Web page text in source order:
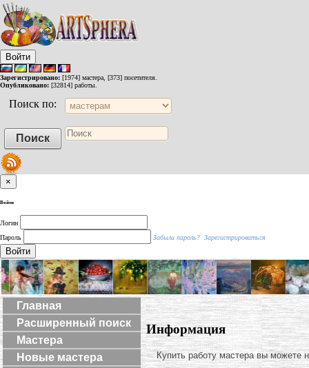
Войти
Зарегистрировано: [1974] мастера, [373] посетителя.
Опубликовано: [32814] работы.
Поиск по:
×
Войти
Логин
Пароль
Забыли пароль? Зарегистрироваться
Войти
Главная
Расширенный поиск
Мастера
Новые мастера
Информация
Купить работу мастера вы можете